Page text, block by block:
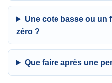
Une cote basse ou un
zéro ?
Que faire après une